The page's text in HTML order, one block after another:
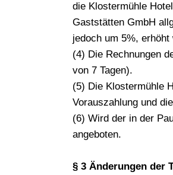
die Klostermühle
Gaststätten GmbH
jedoch um 5%, erhöht
(4) Die Rechnungen
von 7 Tagen).
(5) Die Klostermühle
Vorauszahlung und
(6) Wird der in der
angeboten.
§ 3 Änderungen der